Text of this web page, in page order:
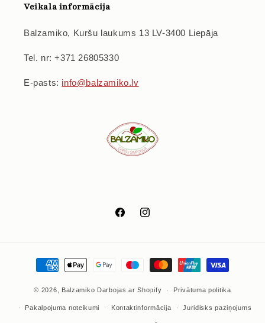
Veikala informācija
Balzamiko, Kuršu laukums 13 LV-3400 Liepāja
Tel. nr: +371 26805330
E-pasts: info@balzamiko.lv
FacebookInstagram
Maksājumu
© 2026, Balzamiko Darbojas ar Shopify Privātuma politika
Pakalpojuma noteikumi Kontaktinformācija Juridisks paziņojums